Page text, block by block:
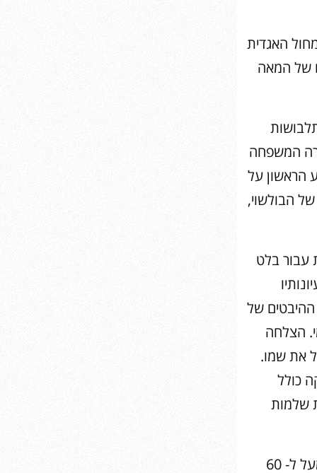
2007 בגיל 101. מבקרת המחול האגדית
של המאה
הוא נחשף לראשונה לעולם הבמה. ב- 1914 חזרה המשפחה
שראה את המופע הראשון על
לבית הספר של הבולשוי,
עבור בלט
של
הצלחה
את שמו.
כולל
שלמות
מאז ההופעה הראשונה בשנת 1938 סיירה הלהקה בכל רחבי העולם במעל ל- 60